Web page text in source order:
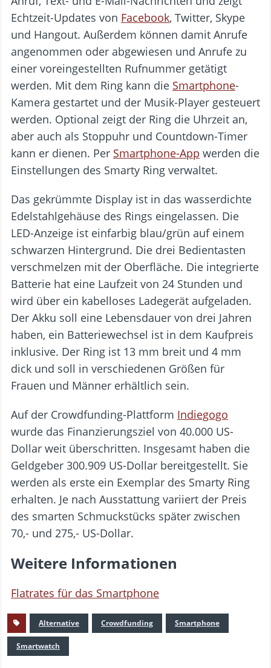
Echtzeit-Updates von Facebook, Twitter, Skype
und Hangout. Außerdem können damit Anrufe
angenommen oder abgewiesen und Anrufe zu
einer voreingestellten Rufnummer getätigt
werden. Mit dem Ring kann die Smartphone-
Kamera gestartet und der Musik-Player gesteuert
werden. Optional zeigt der Ring die Uhrzeit an,
aber auch als Stoppuhr und Countdown-Timer
kann er dienen. Per Smartphone-App werden die
Einstellungen des Smarty Ring verwaltet.
Das gekrümmte Display ist in das wasserdichte
Edelstahlgehäuse des Rings eingelassen. Die
LED-Anzeige ist einfarbig blau/grün auf einem
schwarzen Hintergrund. Die drei Bedientasten
verschmelzen mit der Oberfläche. Die integrierte
Batterie hat eine Laufzeit von 24 Stunden und
wird über ein kabelloses Ladegerät aufgeladen.
Der Akku soll eine Lebensdauer von drei Jahren
haben, ein Batteriewechsel ist in dem Kaufpreis
inklusive. Der Ring ist 13 mm breit und 4 mm
dick und soll in verschiedenen Größen für
Frauen und Männer erhältlich sein.
Auf der Crowdfunding-Plattform Indiegogo
wurde das Finanzierungsziel von 40.000 US-
Dollar weit überschritten. Insgesamt haben die
Geldgeber 300.909 US-Dollar bereitgestellt. Sie
werden als erste ein Exemplar des Smarty Ring
erhalten. Je nach Ausstattung variiert der Preis
des smarten Schmuckstücks später zwischen
70,- und 275,- US-Dollar.
Weitere Informationen
Flatrates für das Smartphone
Alternative Crowdfunding Smartphone
Smartwatch